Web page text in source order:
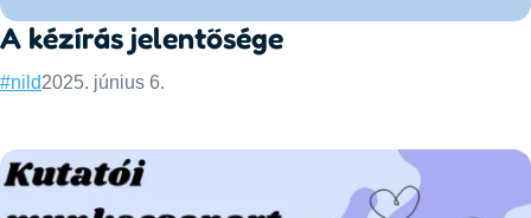
A kézírás jelentősége
Categories:
#nildPublished:
2025. június 6.